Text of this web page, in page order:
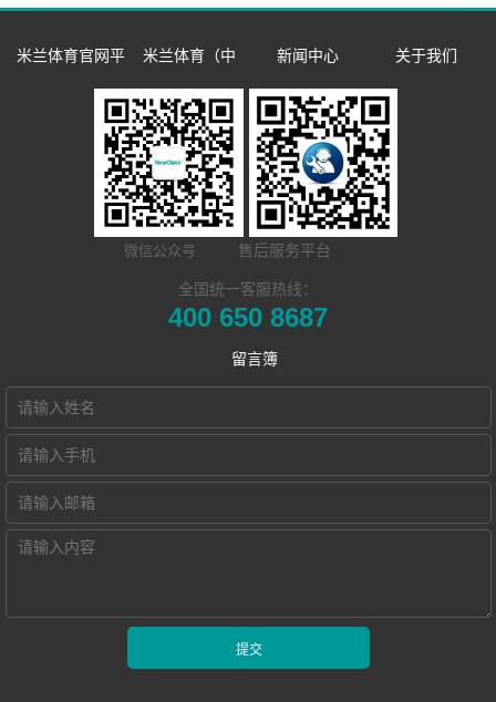
米兰体育官网平
数字语言学习系
同声传译训练系
​远程合班教学系
高密度WiFi移动
智慧教室
米兰体育（中
国）一站式服务
平台
双一流/985/211
外语院校
用户名录
新闻中心
企业新闻
市场活动
关于我们
微信公众号 售后服务平台
全国统一客服热线：
400 650 8687
留言簿